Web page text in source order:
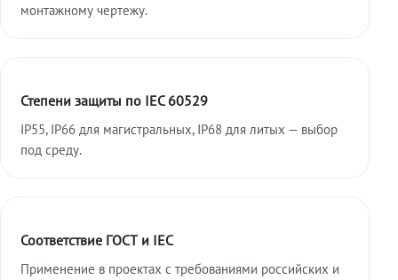
монтажному чертежу.
Степени защиты по IEC 60529
IP55, IP66 для магистральных, IP68 для литых — выбор
под среду.
Соответствие ГОСТ и IEC
Применение в проектах с требованиями российских и